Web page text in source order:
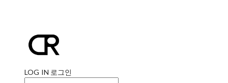
LOG IN 로그인